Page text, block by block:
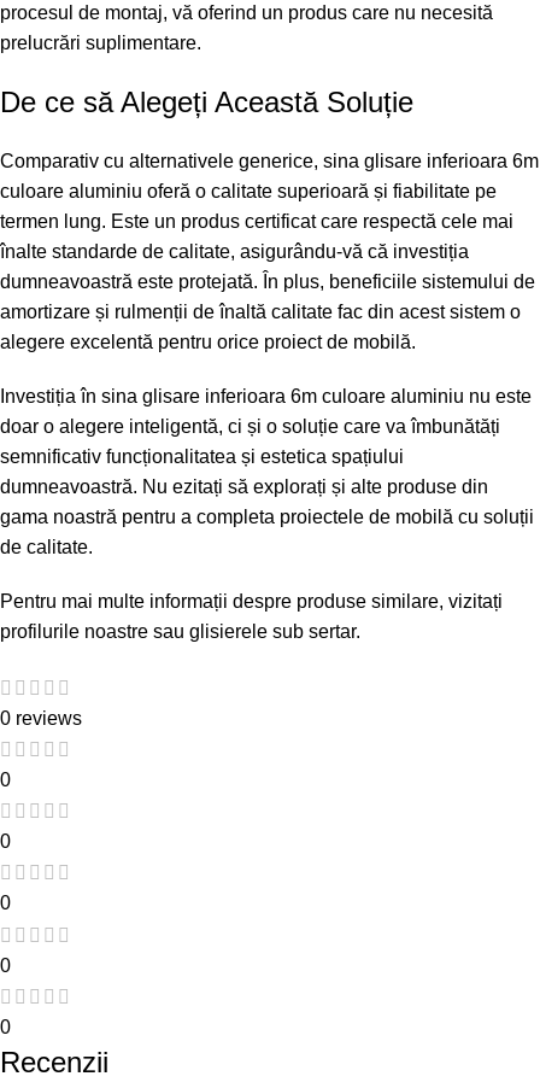
procesul de montaj, vă oferind un produs care nu necesită
prelucrări suplimentare.
De ce să Alegeți Această Soluție
Comparativ cu alternativele generice, sina glisare inferioara 6m
culoare aluminiu oferă o calitate superioară și fiabilitate pe
termen lung. Este un produs certificat care respectă cele mai
înalte standarde de calitate, asigurându-vă că investiția
dumneavoastră este protejată. În plus, beneficiile sistemului de
amortizare și rulmenții de înaltă calitate fac din acest sistem o
alegere excelentă pentru orice proiect de mobilă.
Investiția în sina glisare inferioara 6m culoare aluminiu nu este
doar o alegere inteligentă, ci și o soluție care va îmbunătăți
semnificativ funcționalitatea și estetica spațiului
dumneavoastră. Nu ezitați să explorați și alte produse din
gama noastră pentru a completa proiectele de mobilă cu soluții
de calitate.
Pentru mai multe informații despre produse similare, vizitați
profilurile noastre sau glisierele sub sertar.
0 reviews
0
0
0
0
0
Recenzii